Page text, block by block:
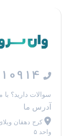
026-91010914
سوالات دارید؟ با
آدرس ما
کرج دهقان ویلای
واحد ۵